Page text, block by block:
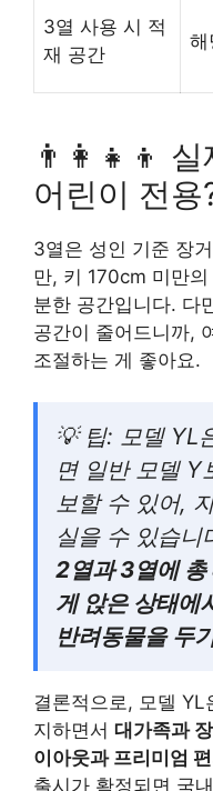
3열 사용 시 적
재 공간
해
👨‍👩‍👧‍👦
어린이 전용
3열은 성인 기준 장
만, 키 170cm 미만
분한 공간입니다. 다
공간이 줄어드니까,
조절하는 게 좋아요.
💡 팁: 모델 YL
면 일반 모델 Y
보할 수 있어,
실을 수 있습니
2열과 3열에
게 앉은 상태에
반려동물을 두
결론적으로, 모델 YL
지하면서 대가족과
이아웃과 프리미엄
출시가 확정되면 국